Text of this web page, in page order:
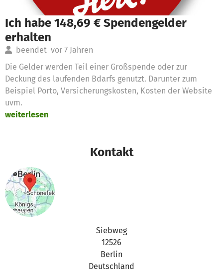
Ich habe 148,69 € Spendengelder
erhalten
beendet vor 7 Jahren
Die Gelder werden Teil einer Großspende oder zur
Deckung des laufenden Bdarfs genutzt. Darunter zum
Beispiel Porto, Versicherungskosten, Kosten der Website
uvm.
weiterlesen
Kontakt
Siebweg
12526
Berlin
Deutschland